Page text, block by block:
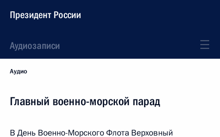
Президент России
Аудиозаписи
Аудио
Главный военно-морской парад
В День Военно-Морского Флота Верховный